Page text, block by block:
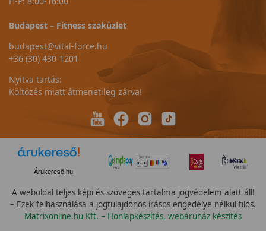
Budapest – Fitness szaküzlet
budapest@vital-force.hu
+36 (30) 430-1201
Nyitva tartás:
Költözés miatt átmenetileg zárva!
Árukereső.hu
A weboldal teljes képi és szöveges tartalma jogvédelem alatt áll!
– Ezek felhasználása a jogtulajdonos írásos engedélye nélkül tilos.
Matrixonline.hu Kft. – Honlapkészítés, webáruház készítés